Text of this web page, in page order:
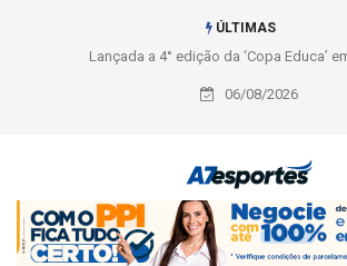
ÚLTIMAS
Liga 2026: Equipes rompem com a LABE na Série
a 2° fase, times e formato
06/08/2026